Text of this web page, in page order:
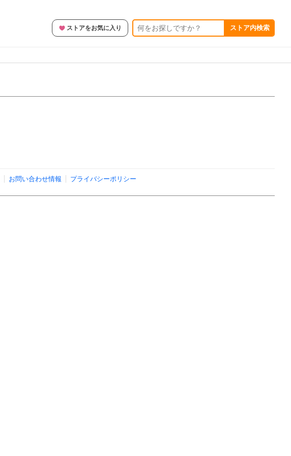
ストアをお気に入り ストア内検索
お問い合わせ情報 プライバシーポリシー